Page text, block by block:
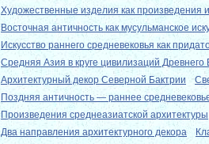
Художественные изделия как произведения
Восточная античность как мусульманское
Искусство раннего средневековья как
Средняя Азия в круге цивилизаций Древнего
Архитектурный декор Северной Бактрии
Поздняя античность — раннее
Произведения среднеазиатской архитектуры
Два направления архитектурного декора